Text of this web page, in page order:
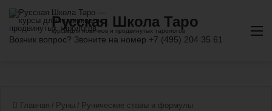
Главная / Руны / Рунические ставы и формулы